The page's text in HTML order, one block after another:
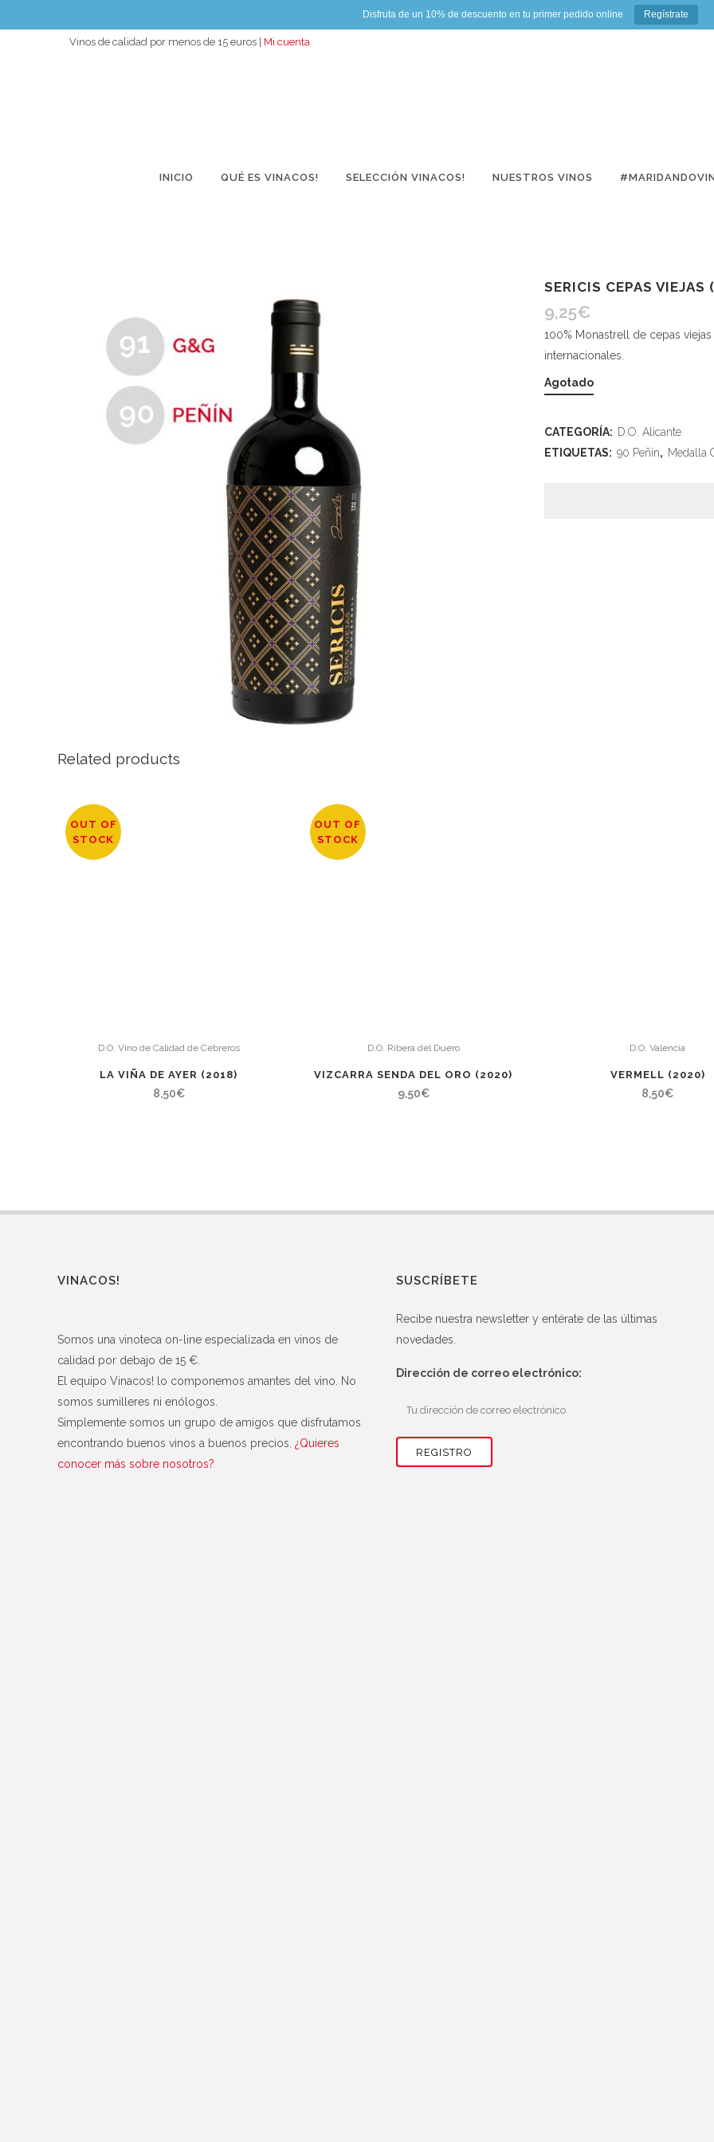
Disfruta de un 10% de descuento en tu primer pedido online Regístrate
Vinos de calidad por menos de 15 euros | Mi cuenta
INICIO QUÉ ES VINACOS! SELECCIÓN VINACOS! NUESTROS VINOS
SERICIS CEPAS VIEJAS
9,25€
100% Monastrell de cepas
internacionales.
Agotado
CATEGORÍA: D.O. Alicante
ETIQUETAS: 90 Peñin, Medalla
Related products
OUT OF
STOCK
D.O. Vino de Calidad de Cebreros
LA VIÑA DE AYER (2018)
8,50€
OUT OF
STOCK
D.O. Ribera del Duero
VIZCARRA SENDA DEL ORO (2020)
9,50€
D.O. Valencia
VERMELL (2020)
8,50€
VINACOS!
Somos una vinoteca on-line especializada en vinos de
calidad por debajo de 15 €.
El equipo Vinacos! lo componemos amantes del vino. No
somos sumilleres ni enólogos.
Simplemente somos un grupo de amigos que disfrutamos
encontrando buenos vinos a buenos precios. ¿Quieres
conocer más sobre nosotros?
SUSCRÍBETE
Recibe nuestra newsletter y entérate de las últimas
novedades.
Dirección de correo electrónico: